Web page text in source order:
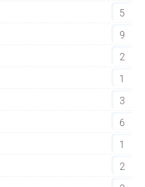
5
9
2
1
3
6
1
2